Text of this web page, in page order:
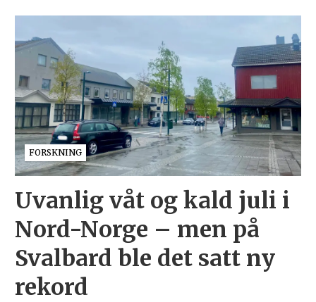
FORSKNING
Uvanlig våt og kald juli i
Nord-Norge – men på
Svalbard ble det satt ny
rekord